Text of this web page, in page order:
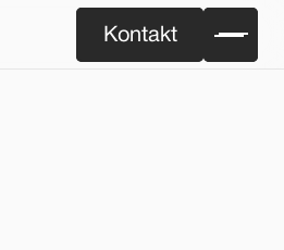
Kontakt